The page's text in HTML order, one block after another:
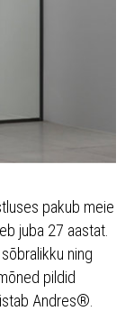
pakub meie
juba 27 aastat.
ning
pildid
Andres®.